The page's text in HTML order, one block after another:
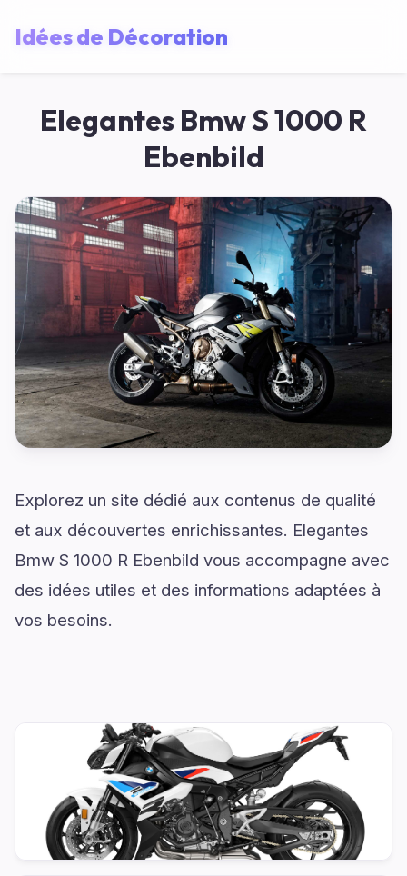
Idées de Décoration
Elegantes Bmw S 1000 R
Ebenbild
Explorez un site dédié aux contenus de qualité
et aux découvertes enrichissantes. Elegantes
Bmw S 1000 R Ebenbild vous accompagne avec
des idées utiles et des informations adaptées à
vos besoins.